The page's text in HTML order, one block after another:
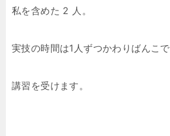
私を含めた 2 人。
実技の時間は1人ずつかわりばんこで
講習を受けます。